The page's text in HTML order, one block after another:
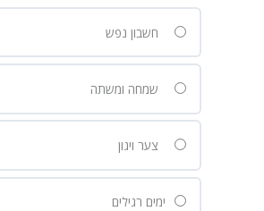
חשבון נפש
שמחה ומשתה
צער ויגון
ימים רגילים